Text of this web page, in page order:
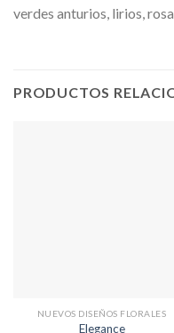
verdes anturios, lirios,
PRODUCTOS
NUEVOS DISEÑOS FLORALES
Elegance